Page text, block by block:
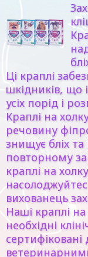
Ці краплі
шкідників, що
усіх порід і
Краплі на
речовину
знищує бліх та
повторному
краплі на
вихованець
Наші краплі
необхідні